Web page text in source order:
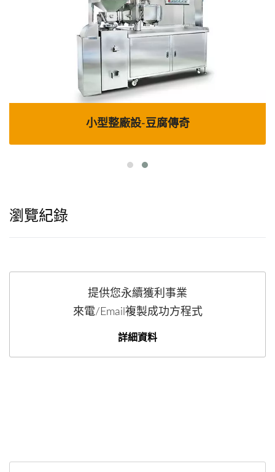
小型整廠設-豆腐傳奇
瀏覽紀錄
提供您永續獲利事業
來電/Email複製成功方程式
詳細資料